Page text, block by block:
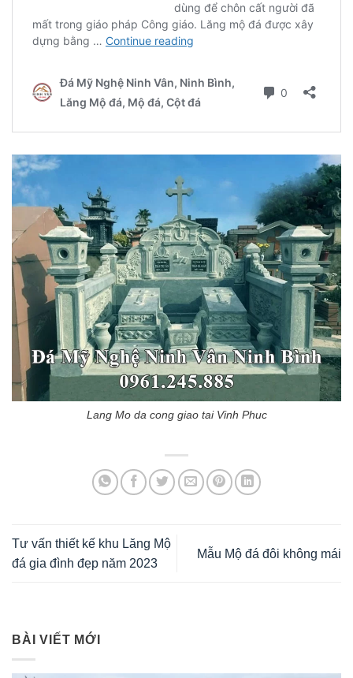
Lang Mo da cong giao tai Vinh Phuc
Tư vấn thiết kế khu Lăng Mộ
đá gia đình đẹp năm 2023
Mẫu Mộ đá đôi không mái
BÀI VIẾT MỚI